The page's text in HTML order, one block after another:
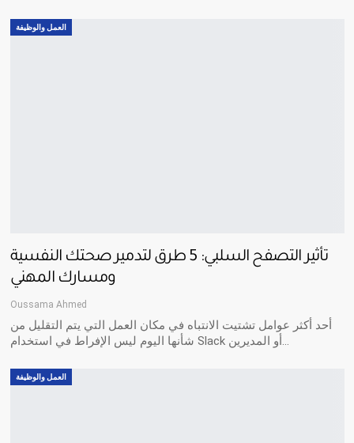
العمل والوظيفة
تأثير التصفح السلبي: 5 طرق لتدمير صحتك النفسية
ومسارك المهني
Oussama Ahmed
أحد أكثر عوامل تشتيت الانتباه في مكان العمل التي يتم التقليل من
شأنها اليوم ليس الإفراط في استخدام Slack أو المديرين…
العمل والوظيفة